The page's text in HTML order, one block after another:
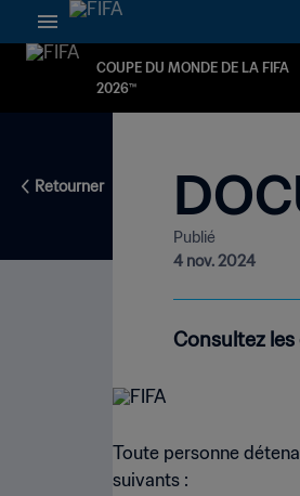
COUPE DU MONDE DE LA FIFA
2026™
Retourner
Publié
4 nov. 2024
Consultez
Toute personne
suivants :